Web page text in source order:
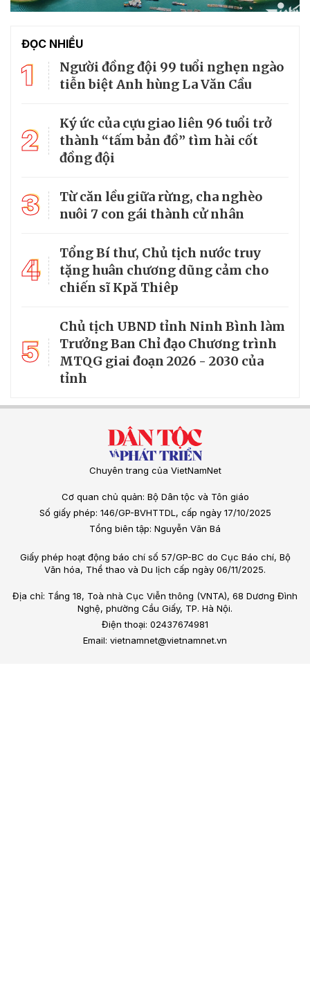
ĐỌC NHIỀU
1
Người đồng đội 99 tuổi nghẹn ngào
tiễn biệt Anh hùng La Văn Cầu
2
Ký ức của cựu giao liên 96 tuổi trở
thành “tấm bản đồ” tìm hài cốt
đồng đội
3
Từ căn lều giữa rừng, cha nghèo
nuôi 7 con gái thành cử nhân
4
Tổng Bí thư, Chủ tịch nước truy
tặng huân chương dũng cảm cho
chiến sĩ Kpă Thiêp
5
Chủ tịch UBND tỉnh Ninh Bình làm
Trưởng Ban Chỉ đạo Chương trình
MTQG giai đoạn 2026 - 2030 của
tỉnh
Chuyên trang của VietNamNet
Cơ quan chủ quản: Bộ Dân tộc và Tôn giáo
Số giấy phép: 146/GP-BVHTTDL, cấp ngày 17/10/2025
Tổng biên tập: Nguyễn Văn Bá
Giấy phép hoạt động báo chí số 57/GP-BC do Cục Báo chí, Bộ
Văn hóa, Thể thao và Du lịch cấp ngày 06/11/2025.
Địa chỉ: Tầng 18, Toà nhà Cục Viễn thông (VNTA), 68 Dương Đình
Nghệ, phường Cầu Giấy, TP. Hà Nội.
Điện thoại: 02437674981
Email: vietnamnet@vietnamnet.vn